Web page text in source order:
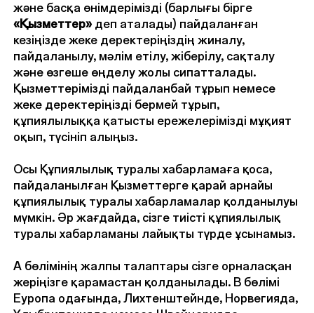
және басқа өнімдерімізді (барлығы бірге
«Қызметтер»деп аталады) пайдаланған
кезіңізде жеке деректеріңіздің жиналу,
пайдаланылу, мәлім етілу, жіберілу, сақталу
және өзгеше өңделу жолы сипатталады.
Қызметтерімізді пайдаланбай тұрып немесе
жеке деректеріңізді бермей тұрып,
құпиялылыққа қатысты ережелерімізді мұқият
оқып, түсініп алыңыз.
Осы Құпиялылық туралы хабарламаға қоса,
пайдаланылған Қызметтерге қарай арнайы
құпиялылық туралы хабарламалар қолданылуы
мүмкін. Әр жағдайда, сізге тиісті құпиялылық
туралы хабарламаны лайықты түрде ұсынамыз.
А бөлімінің жалпы талаптары сізге орналасқан
жеріңізге қарамастан қолданылады. В бөлімі
Еуропа одағында, Лихтенштейнде, Норвегияда,